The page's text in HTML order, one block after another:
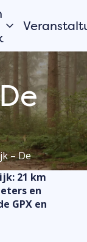
aus
Heute
Morgen
Dieses
Alles
deine
oder
– De
21 km
en
GPX en